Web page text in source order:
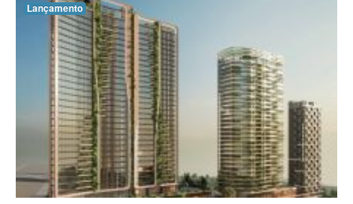
Lançamento